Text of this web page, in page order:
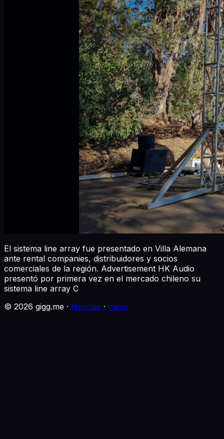
El sistema line array fue presentado en Villa Alemana
ante rental companies, distribuidores y socios
comerciales de la región. Advertisement HK Audio
presentó por primera vez en el mercado chileno su
sistema line array C
© 2026 gigg.me · Noticias · Inicio